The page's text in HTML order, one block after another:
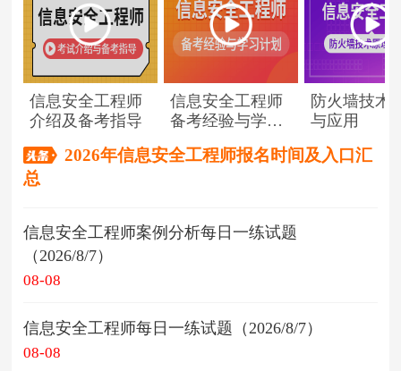
信息安全工程师
介绍及备考指导
信息安全工程师
备考经验与学习
防火墙技术
与应用
2026年信息安全工程师报名时间及入口汇
总
信息安全工程师案例分析每日一练试题
（2026/8/7）
08-08
信息安全工程师每日一练试题（2026/8/7）
08-08